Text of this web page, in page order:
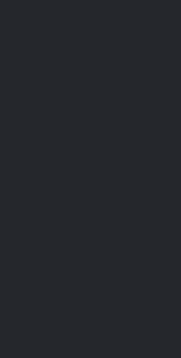
| Cascina del